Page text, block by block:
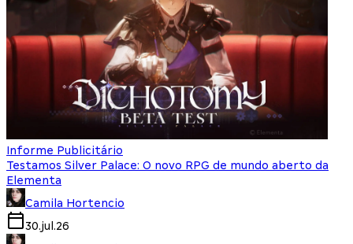
Informe Publicitário
Testamos Silver Palace: O novo RPG de mundo aberto da
Elementa
Camila Hortencio
30.jul.26